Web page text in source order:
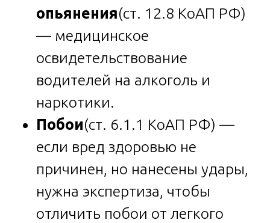
опьянения(ст. 12.8 КоАП РФ)
— медицинское
освидетельствование
водителей на алкоголь и
наркотики.
Побои(ст. 6.1.1 КоАП РФ) —
если вред здоровью не
причинен, но нанесены удары,
нужна экспертиза, чтобы
отличить побои от легкого